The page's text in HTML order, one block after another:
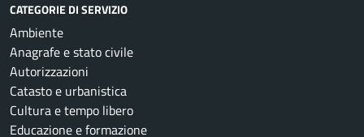
CATEGORIE DI SERVIZIO
Ambiente
Anagrafe e stato civile
Autorizzazioni
Catasto e urbanistica
Cultura e tempo libero
Educazione e formazione